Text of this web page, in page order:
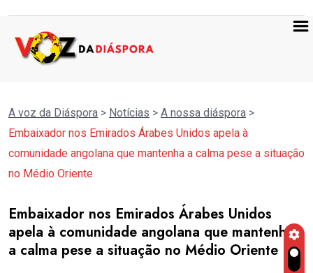
A voz da Diáspora > Notícias > A nossa diáspora >
Embaixador nos Emirados Árabes Unidos apela à
comunidade angolana que mantenha a calma pese a situação
no Médio Oriente
Embaixador nos Emirados Árabes Unidos
apela à comunidade angolana que mantenha
a calma pese a situação no Médio Oriente